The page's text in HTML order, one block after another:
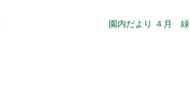
園内だより ４月